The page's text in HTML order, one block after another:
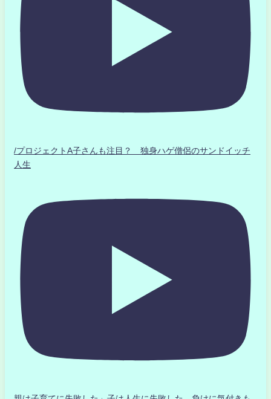
/プロジェクトA子さんも注目？ 独身ハゲ僧侶のサンドイッチ
人生